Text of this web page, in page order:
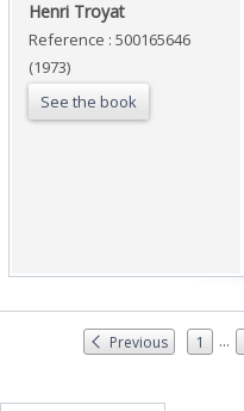
‎Henri Troyat‎
Reference : 500165646
(1973)
See the book
Previous 1 ...